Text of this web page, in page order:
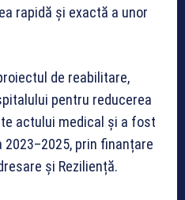
rapidă și exactă a unor
de reabilitare,
pentru reducerea
actului medical și a fost
prin finanțare
și Reziliență.